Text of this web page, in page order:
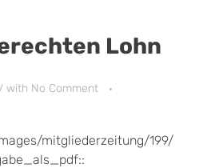
Lohn
with No Comment
mitgliederzeitung/199/